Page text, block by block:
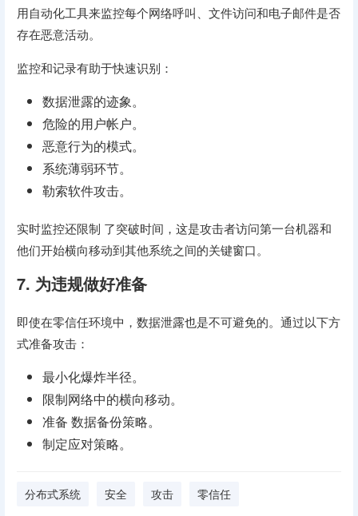
用自动化工具来监控每个网络呼叫、文件访问和电子邮件是否
存在恶意活动。
监控和记录有助于快速识别：
数据泄露的迹象。
危险的用户帐户。
恶意行为的模式。
系统薄弱环节。
勒索软件攻击。
实时监控还限制 了突破时间，这是攻击者访问第一台机器和
他们开始横向移动到其他系统之间的关键窗口。
7. 为违规做好准备
即使在零信任环境中，数据泄露也是不可避免的。通过以下方
式准备攻击：
最小化爆炸半径。
限制网络中的横向移动。
准备 数据备份策略。
制定应对策略。
分布式系统 安全 攻击 零信任